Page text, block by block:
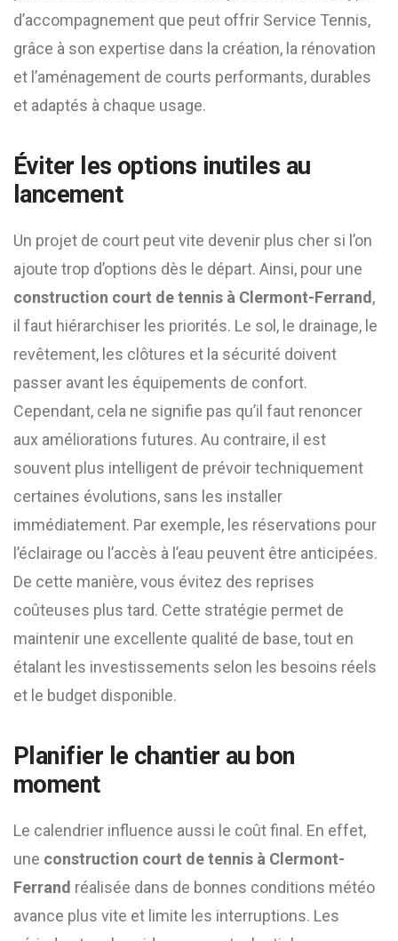
d’accompagnement que peut offrir Service Tennis,
grâce à son expertise dans la création, la rénovation
et l’aménagement de courts performants, durables
et adaptés à chaque usage.
Éviter les options inutiles au
lancement
Un projet de court peut vite devenir plus cher si l’on
ajoute trop d’options dès le départ. Ainsi, pour une
construction court de tennis à Clermont-Ferrand ,
il faut hiérarchiser les priorités. Le sol, le drainage, le
revêtement, les clôtures et la sécurité doivent
passer avant les équipements de confort.
Cependant, cela ne signifie pas qu’il faut renoncer
aux améliorations futures. Au contraire, il est
souvent plus intelligent de prévoir techniquement
certaines évolutions, sans les installer
immédiatement. Par exemple, les réservations pour
l’éclairage ou l’accès à l’eau peuvent être anticipées.
De cette manière, vous évitez des reprises
coûteuses plus tard. Cette stratégie permet de
maintenir une excellente qualité de base, tout en
étalant les investissements selon les besoins réels
et le budget disponible.
Planifier le chantier au bon
moment
Le calendrier influence aussi le coût final. En effet,
une construction court de tennis à Clermont-
Ferrand réalisée dans de bonnes conditions météo
avance plus vite et limite les interruptions. Les